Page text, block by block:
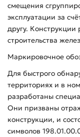
смещения
эксплуатации за
другу. Конструкции
строительства
Маркировочное
Для быстрого
территориях и в
разработаны
Они призваны
конструкции, и
символов